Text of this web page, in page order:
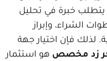
في تحليل
وإبراز
اختيار جهة
هو استثمار